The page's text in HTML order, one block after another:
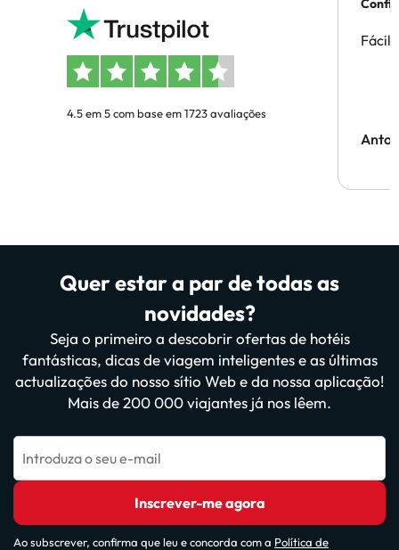
4.5 em 5 com base em 1723 avaliações
Fácil
Quer estar a par de todas as
novidades?
Seja o primeiro a descobrir ofertas de hotéis
fantásticas, dicas de viagem inteligentes e as últimas
actualizações do nosso sítio Web e da nossa aplicação!
Mais de 200 000 viajantes já nos lêem.
Introduza o seu e-mail
Inscrever-me agora
Ao subscrever, confirma que leu e concorda com a Política de